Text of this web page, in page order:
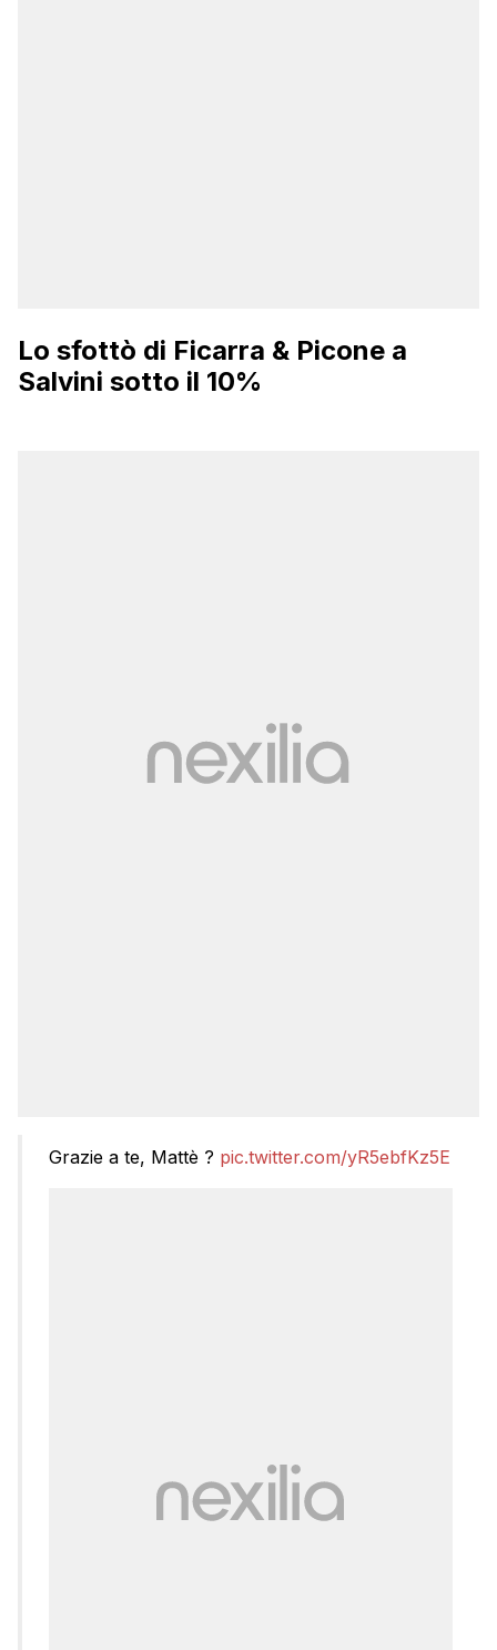
Lo sfottò di Ficarra & Picone a
Salvini sotto il 10%
Grazie a te, Mattè ? pic.twitter.com/yR5ebfKz5E